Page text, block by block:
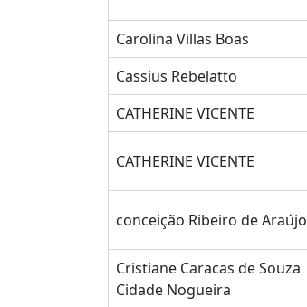
Carolina Villas Boas
Cassius Rebelatto
CATHERINE VICENTE
CATHERINE VICENTE
conceição Ribeiro de Araújo
Cristiane Caracas de Souza
Cidade Nogueira